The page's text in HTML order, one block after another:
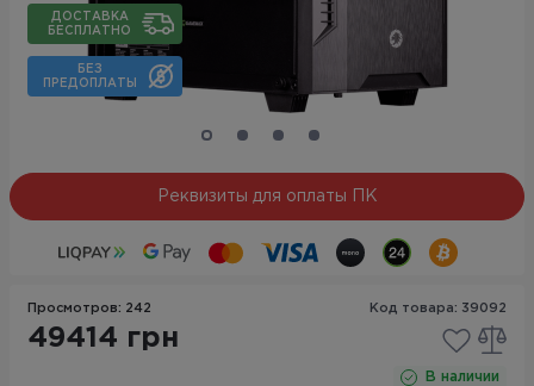
ДОСТАВКА
БЕСПЛАТНО
БЕЗ
ПРЕДОПЛАТЫ
Реквизиты для оплаты ПК
Просмотров: 242 Код товара: 39092
49414 грн
В наличии